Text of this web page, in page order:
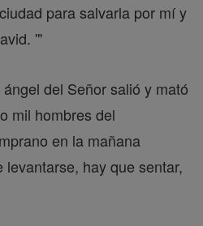
para salvarla por mí y
'"
del Señor salió y mató
mil hombres del
en la mañana
hay que sentar,